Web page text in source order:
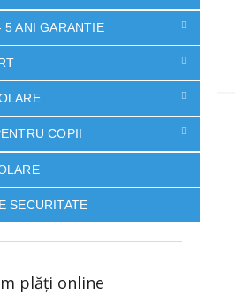
5 ANI GARANTIE
COPII
SECURITATE
plăţi online